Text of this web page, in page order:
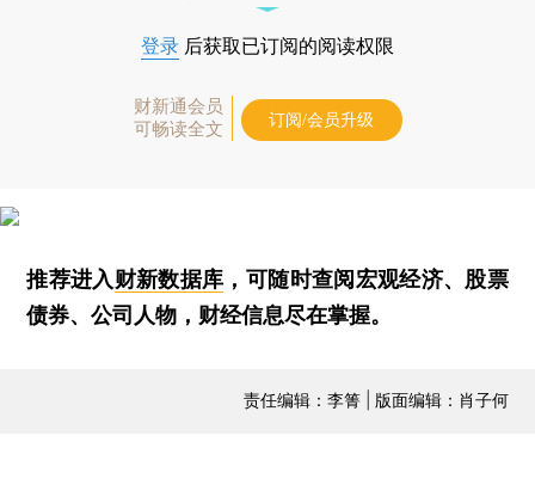
登录 后获取已订阅的阅读权限
财新通会员
可畅读全文
订阅/会员升级
推荐进入财新数据库 ，可随时查阅宏观经济、股票
债券、公司人物，财经信息尽在掌握。
责任编辑：李箐 | 版面编辑：肖子何